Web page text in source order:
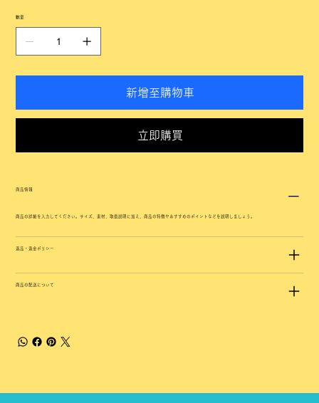
數量
新增至購物車
立即購買
商品情報
商品の詳細を入力してください。サイズ、素材、取扱説明に加え、商品の特徴やおすすめのポイントなどを説明しましょう。
返品・返金ポリシー
商品の配送について